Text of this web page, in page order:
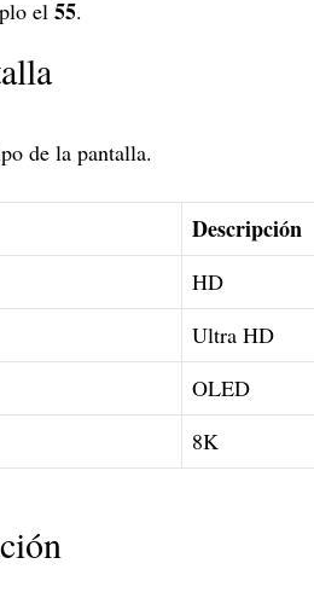
el 55.
de la pantalla.
Descripción
HD
Ultra HD
OLED
8K